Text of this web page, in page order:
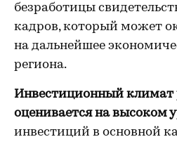
безработицы
кадров, который может
на дальнейшее
региона.
Инвестиционный климат
оценивается на высоком
инвестиций в основной